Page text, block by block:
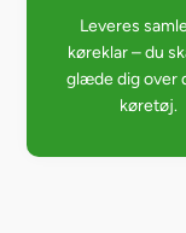
Leveres
køreklar – du
glæde dig over
køretøj.